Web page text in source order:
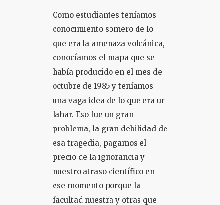
Como estudiantes teníamos
conocimiento somero de lo
que era la amenaza volcánica,
conocíamos el mapa que se
había producido en el mes de
octubre de 1985 y teníamos
una vaga idea de lo que era un
lahar. Eso fue un gran
problema, la gran debilidad de
esa tragedia, pagamos el
precio de la ignorancia y
nuestro atraso científico en
ese momento porque la
facultad nuestra y otras que